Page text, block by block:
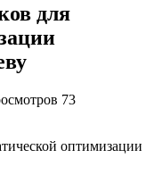
для
73
оптимизации